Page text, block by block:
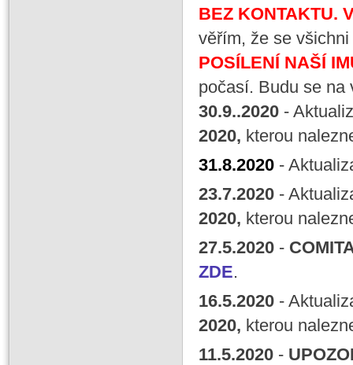
BEZ KONTAKTU.
věřím, že se
POSÍLENÍ NAŠÍ
počasí. Budu se
30.9..2020 -
2020, kterou
31.8.2020 -
23.7.2020 -
2020, kterou
27.5.2020 -
ZDE.
16.5.2020 -
2020, kterou
11.5.2020 -